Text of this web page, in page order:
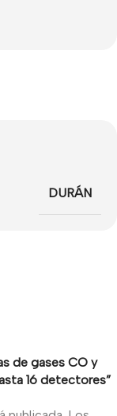
DURÁN
de gases CO y
16 detectores”